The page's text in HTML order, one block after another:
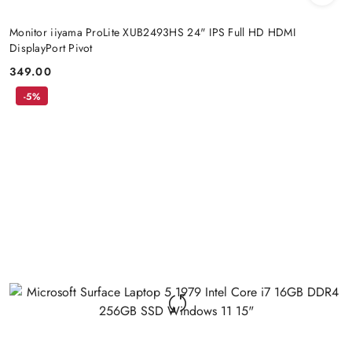
Monitor iiyama ProLite XUB2493HS 24" IPS Full HD HDMI
DisplayPort Pivot
Price:
349.00
-5%